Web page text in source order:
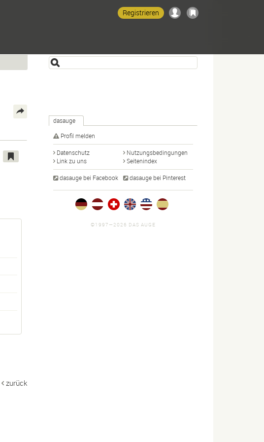
Registrieren
zurück
dasauge
Profil melden
Datenschutz
Nutzungsbedingungen
Link zu uns
Seitenindex
dasauge bei Facebook dasauge bei Pinterest
©1997—2026 DAS AUGE